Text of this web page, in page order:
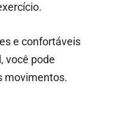
e confortáveis
você pode
movimentos.